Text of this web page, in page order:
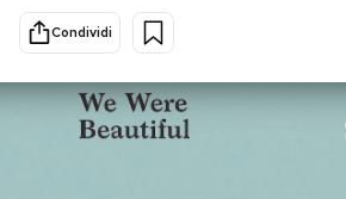
Tecnologia
Internet
Scienza
Cultura
Condividi